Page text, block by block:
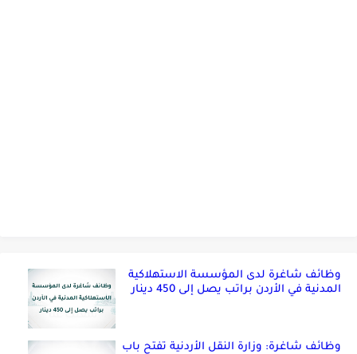
وظائف شاغرة لدى المؤسسة الاستهلاكية
المدنية في الأردن براتب يصل إلى 450 دينار
وظائف شاغرة: وزارة النقل الأردنية تفتح باب